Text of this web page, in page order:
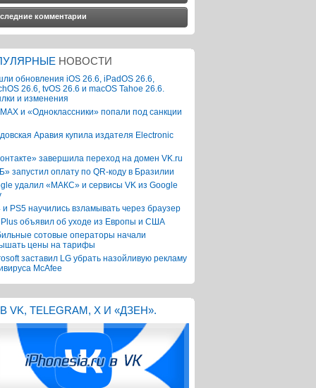
комментарии
НОВОСТИ
обновления iOS 26.6, iPadOS 26.6,
26.6, tvOS 26.6 и macOS Tahoe 26.6.
и изменения
и «Одноклассники» попали под санкции
Аравия купила издателя Electronic
завершила переход на домен VK.ru
запустил оплату по QR-коду в Бразилии
удалил «МАКС» и сервисы VK из Google
и PS5 научились взламывать через браузер
объявил об уходе из Европы и США
сотовые операторы начали
цены на тарифы
заставил LG убрать назойливую рекламу
McAfee
VK, TELEGRAM, X И «ДЗЕН».